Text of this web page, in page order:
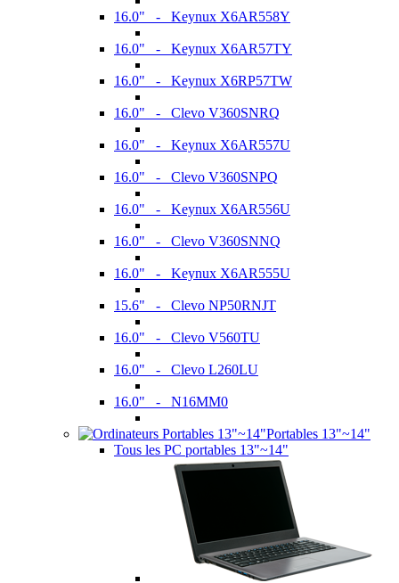
16.0" - Keynux X6AR558Y
16.0" - Keynux X6AR57TY
16.0" - Keynux X6RP57TW
16.0" - Clevo V360SNRQ
16.0" - Keynux X6AR557U
16.0" - Clevo V360SNPQ
16.0" - Keynux X6AR556U
16.0" - Clevo V360SNNQ
16.0" - Keynux X6AR555U
15.6" - Clevo NP50RNJT
16.0" - Clevo V560TU
16.0" - Clevo L260LU
16.0" - N16MM0
Portables 13"~14"
Tous les PC portables 13"~14"